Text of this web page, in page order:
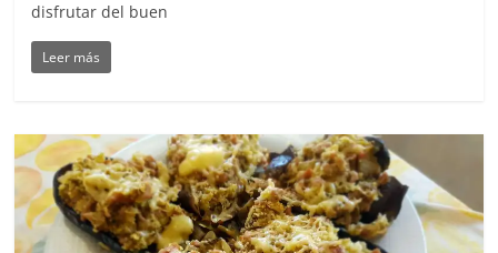
disfrutar del buen
Leer más